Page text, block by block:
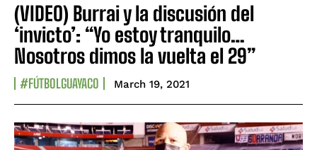
(VIDEO) Burrai y la discusión del
‘invicto’: “Yo estoy tranquilo…
Nosotros dimos la vuelta el 29”
#FÚTBOLGUAYACO March 19, 2021